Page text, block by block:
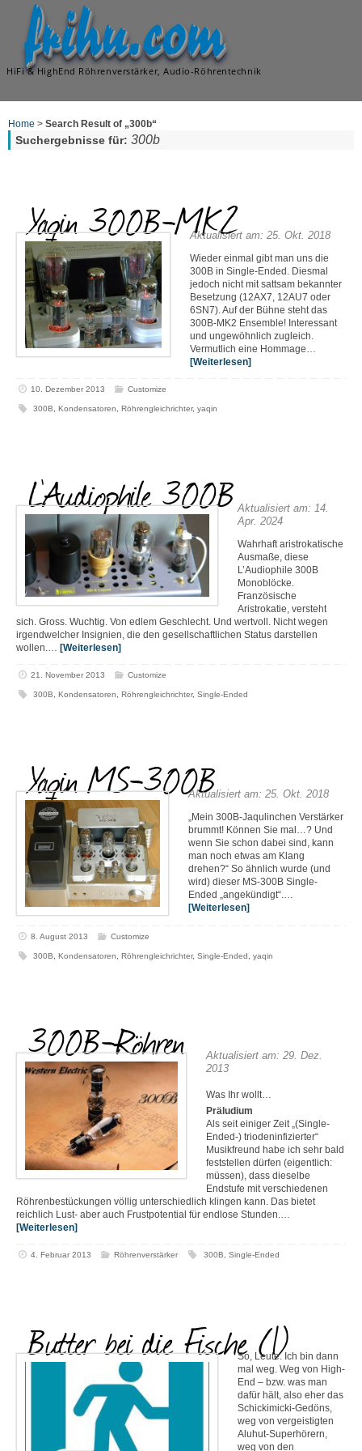
frihu.com
HiFi & HighEnd Röhrenverstärker, Audio-Röhrentechnik
Home > Search Result of „300b“
Suchergebnisse für: 300b
Yaqin 300B-MK2Aktualisiert am: 25. Okt. 2018
Wieder einmal gibt man uns die
300B in Single-Ended. Diesmal
jedoch nicht mit sattsam bekannter
Besetzung (12AX7, 12AU7 oder
6SN7). Auf der Bühne steht das
300B-MK2 Ensemble! Interessant
und ungewöhnlich zugleich.
Vermutlich eine Hommage…
[Weiterlesen]
10. Dezember 2013 Customize
300B ,Kondensatoren ,Röhrengleichrichter,yaqin
L’Audiophile 300B Aktualisiert am: 14.
Apr. 2024
Wahrhaft aristrokatische
Ausmaße, diese
L’Audiophile 300B
Monoblöcke.
Französische
Aristrokatie, versteht
sich. Gross. Wuchtig. Von edlem Geschlecht. Und wertvoll. Nicht wegen
irgendwelcher Insignien, die den gesellschaftlichen Status darstellen
wollen.… [Weiterlesen]
21. November 2013 Customize
300B ,Kondensatoren ,Röhrengleichrichter,Single-Ended
Yaqin MS-300BAktualisiert am: 25. Okt. 2018
„Mein 300B-Jaqulinchen Verstärker
brummt! Können Sie mal…? Und
wenn Sie schon dabei sind, kann
man noch etwas am Klang
drehen?“ So ähnlich wurde (und
wird) dieser MS-300B Single-
Ended „angekündigt“.…
[Weiterlesen]
8. August 2013 Customize
300B,Kondensatoren,Röhrengleichrichter,Single-Ended,yaqin
300B-Röhren
Aktualisiert am: 29. Dez.
2013
Was Ihr wollt…
Präludium
Als seit einiger Zeit „(Single-
Ended-) triodeninfizierter“
Musikfreund habe ich sehr bald
feststellen dürfen (eigentlich:
müssen), dass dieselbe
Endstufe mit verschiedenen
Röhrenbestückungen völlig unterschiedlich klingen kann. Das bietet
reichlich Lust- aber auch Frustpotential für endlose Stunden.…
[Weiterlesen]
4. Februar 2013 Röhrenverstärker 300B, Single-Ended
Butter bei die Fische (1)So, Leute. Ich bin dann
mal weg. Weg von High-
End – bzw. was man
dafür hält, also eher das
Schickimicki-Gedöns,
weg von vergeistigten
Aluhut-Superhörern,
weg von den